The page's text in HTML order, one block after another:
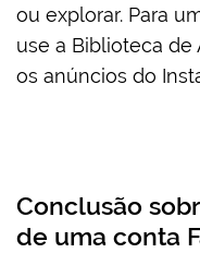
ou explorar. Para
use a Biblioteca de
os anúncios do
Conclusão
de uma conta